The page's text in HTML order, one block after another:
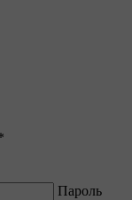
Пароль